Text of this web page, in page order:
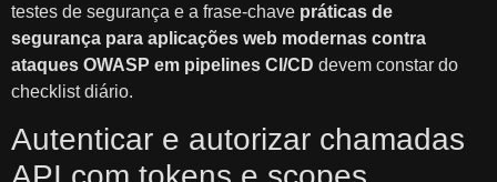
testes de segurança e a frase-chave práticas de
segurança para aplicações web modernas contra
ataques OWASP em pipelines CI/CD devem constar do
checklist diário.
Autenticar e autorizar chamadas